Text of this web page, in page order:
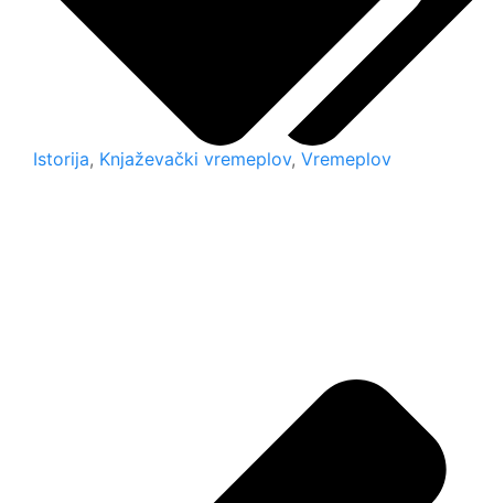
Istorija, Knjaževački vremeplov, Vremeplov